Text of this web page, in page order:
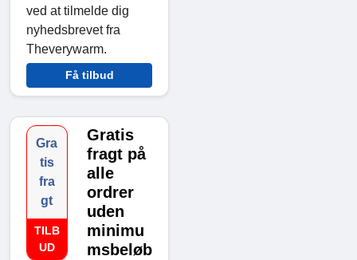
ved at tilmelde dig
nyhedsbrevet fra
Theverywarm.
Få tilbud
Gra
tis
fra
gt
TILB
UD
Gratis
fragt på
alle
ordrer
uden
minimu
msbeløb